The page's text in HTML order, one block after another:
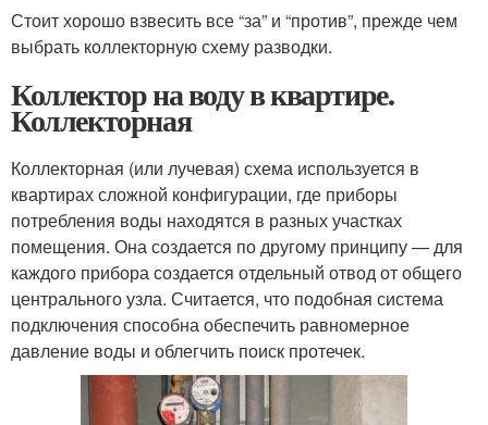
Стоит хорошо взвесить все “за” и “против”, прежде чем
выбрать коллекторную схему разводки.
Коллектор на воду в квартире.
Коллекторная
Коллекторная (или лучевая) схема используется в
квартирах сложной конфигурации, где приборы
потребления воды находятся в разных участках
помещения. Она создается по другому принципу — для
каждого прибора создается отдельный отвод от общего
центрального узла. Считается, что подобная система
подключения способна обеспечить равномерное
давление воды и облегчить поиск протечек.